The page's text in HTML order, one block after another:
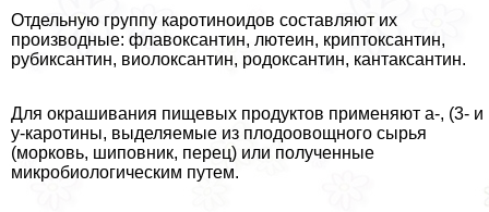
Отдельную группу каротиноидов составляют их
производные: флавоксантин, лютеин, криптоксантин,
рубиксантин, виолоксантин, родоксантин, кантаксантин.
Для окрашивания пищевых продуктов применяют а-, (3- и
у-каротины, выделяемые из плодоовощного сырья
(морковь, шиповник, перец) или полученные
микробиологическим путем.